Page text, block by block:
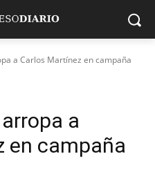
a Carlos Martínez en campaña
a
en campaña